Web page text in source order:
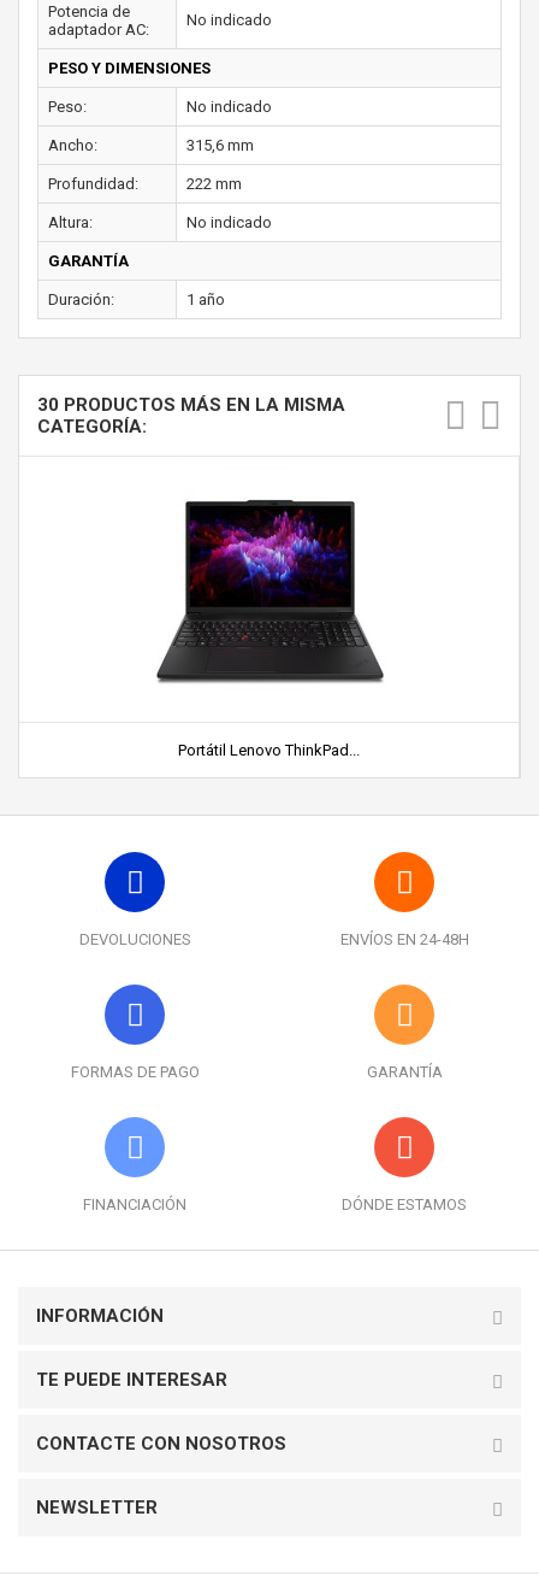
Potencia de
adaptador AC:
No indicado
PESO Y DIMENSIONES
Peso: No indicado
Ancho: 315,6 mm
Profundidad: 222 mm
Altura: No indicado
GARANTÍA
Duración: 1 año
30 PRODUCTOS MÁS EN LA MISMA
CATEGORÍA:
Portátil Lenovo ThinkPad...
DEVOLUCIONES ENVÍOS EN 24-48H
FORMAS DE PAGO GARANTÍA
FINANCIACIÓN DÓNDE ESTAMOS
INFORMACIÓN
TE PUEDE INTERESAR
CONTACTE CON NOSOTROS
NEWSLETTER